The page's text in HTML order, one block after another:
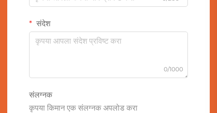
संदेश
0/1000
संलग्नक
कृपया किमान एक संलग्नक अपलोड करा